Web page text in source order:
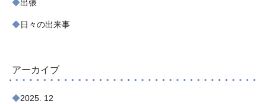
出張
日々の出来事
アーカイブ
2025. 12